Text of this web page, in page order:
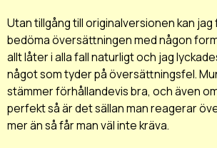
Utan tillgång till originalversionen kan
bedöma översättningen med någon
allt låter i alla fall naturligt och jag
något som tyder på översättningsfel.
stämmer förhållandevis bra, och även
perfekt så är det sällan man reagerar
mer än så får man väl inte kräva.